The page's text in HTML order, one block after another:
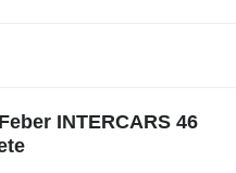
INTERCARS 46